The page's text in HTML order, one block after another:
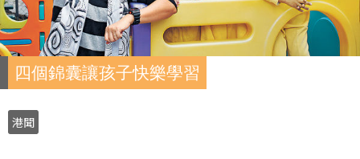
四個錦囊讓孩子快樂學習
港聞